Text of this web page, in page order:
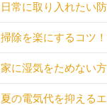
日常に取り入れたい
掃除を楽にするコツ
家に湿気をためない
夏の電気代を抑える